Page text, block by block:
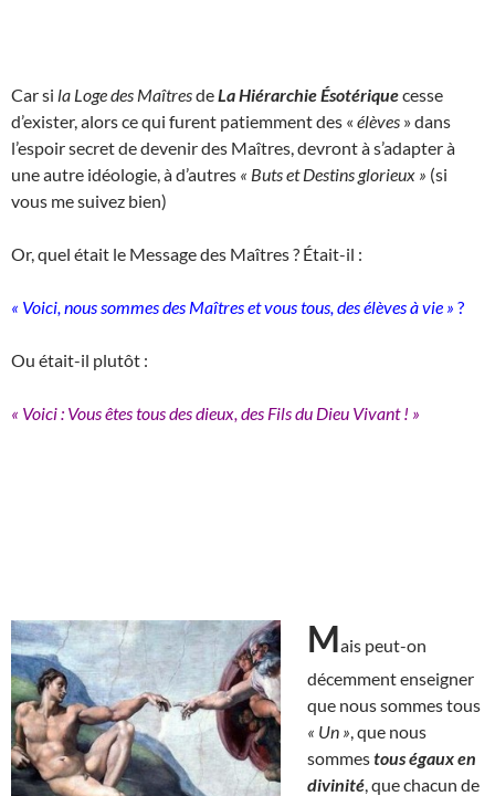
Car si la Loge des MaîtresdeLa Hiérarchie Ésotériquecesse
d’exister, alors ce qui furent patiemment des « élèves » dans
l’espoir secret de devenir des Maîtres, devront à s’adapter à
une autre idéologie, à d’autres « Buts et Destins glorieux » (si
vous me suivez bien)
Or, quel était le Message des Maîtres ? Était-il :
« Voici, nous sommes des Maîtres et vous tous, des élèves à vie » ?
Ou était-il plutôt :
« Voici : Vous êtes tous des dieux, des Fils du Dieu Vivant ! »
Mais peut-on
décemment enseigner
que nous sommes tous
« Un » , que nous
sommestous égaux en
divinité , que chacun de